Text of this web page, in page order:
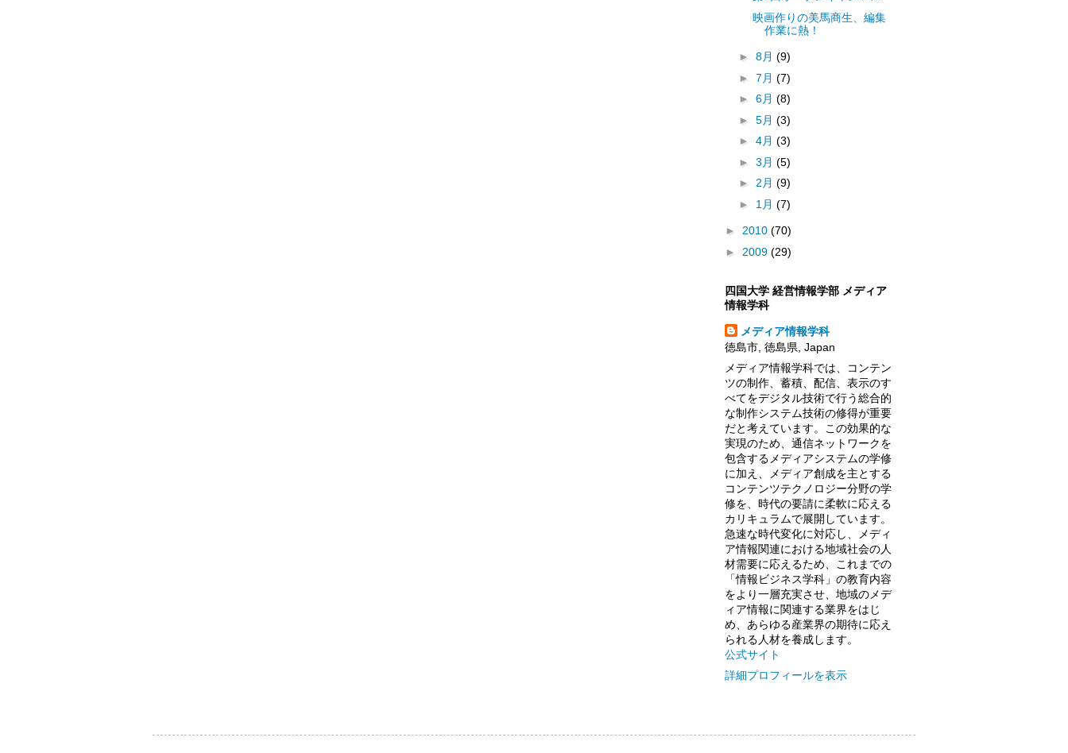
映画作りの美馬商生、編集
作業に熱！
► 8月 (9)
► 7月 (7)
► 6月 (8)
► 5月 (3)
► 4月 (3)
► 3月 (5)
► 2月 (9)
► 1月 (7)
► 2010 (70)
► 2009 (29)
四国大学 経営情報学部 メディア
情報学科
メディア情報学科
徳島市, 徳島県, Japan
メディア情報学科では、コンテン
ツの制作、蓄積、配信、表示のす
べてをデジタル技術で行う総合的
な制作システム技術の修得が重要
だと考えています。この効果的な
実現のため、通信ネットワークを
包含するメディアシステムの学修
に加え、メディア創成を主とする
コンテンツテクノロジー分野の学
修を、時代の要請に柔軟に応える
カリキュラムで展開しています。
急速な時代変化に対応し、メディ
ア情報関連における地域社会の人
材需要に応えるため、これまでの
「情報ビジネス学科」の教育内容
をより一層充実させ、地域のメデ
ィア情報に関連する業界をはじ
め、あらゆる産業界の期待に応え
られる人材を養成します。
公式サイト
詳細プロフィールを表示